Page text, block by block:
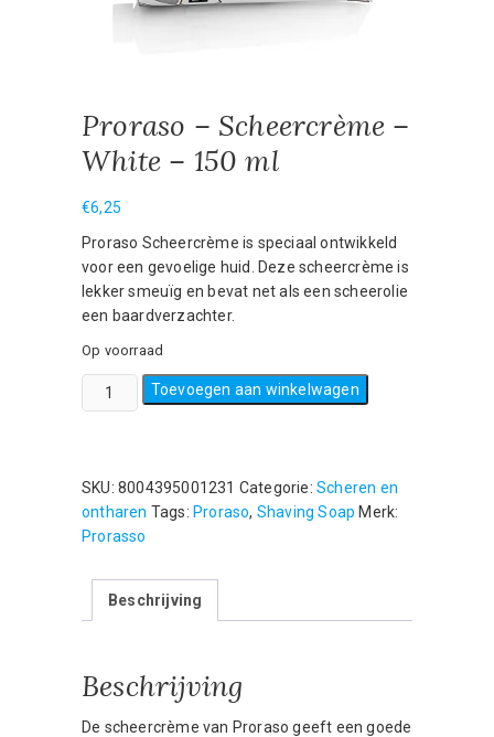
Proraso – Scheercrème –
White – 150 ml
€6,25
Proraso Scheercrème is speciaal ontwikkeld
voor een gevoelige huid. Deze scheercrème is
lekker smeuïg en bevat net als een scheerolie
een baardverzachter.
Op voorraad
Proraso
-
White
-
150
aantal
Toevoegen aan winkelwagen
SKU: 8004395001231 Categorie:Scheren en
ontharen Tags: Proraso, Shaving Soap Merk:
Prorasso
Beschrijving
Beschrijving
De scheercrème van Proraso geeft een goede